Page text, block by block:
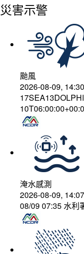
災害示警
颱風
2026-08-09,
淹水感測
2026-08-09,
08/09 07:35 水利